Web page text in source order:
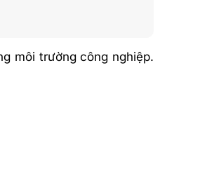
môi trường công nghiệp.